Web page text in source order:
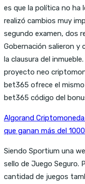
es que la política no ha
realizó cambios muy
segundo examen, dos
Gobernación salieron y
la clausura del
proyecto neo
bet365 ofrece el
bet365 código del
Algorand
que ganan más del
Siendo Sportium una
sello de Juego Seguro.
cantidad de juegos